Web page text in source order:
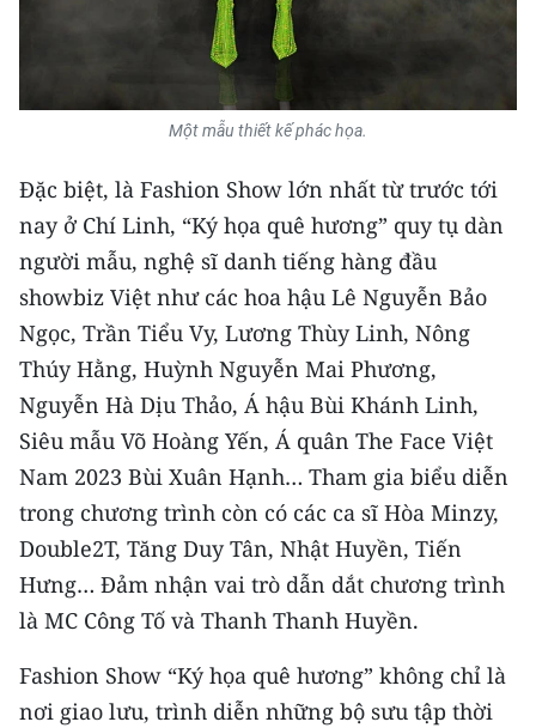
Một mẫu thiết kế phác họa.
Đặc biệt, là Fashion Show lớn nhất từ trước tới
nay ở Chí Linh, “Ký họa quê hương” quy tụ dàn
người mẫu, nghệ sĩ danh tiếng hàng đầu
showbiz Việt như các hoa hậu Lê Nguyễn Bảo
Ngọc, Trần Tiểu Vy, Lương Thùy Linh, Nông
Thúy Hằng, Huỳnh Nguyễn Mai Phương,
Nguyễn Hà Dịu Thảo, Á hậu Bùi Khánh Linh,
Siêu mẫu Võ Hoàng Yến, Á quân The Face Việt
Nam 2023 Bùi Xuân Hạnh… Tham gia biểu diễn
trong chương trình còn có các ca sĩ Hòa Minzy,
Double2T, Tăng Duy Tân, Nhật Huyền, Tiến
Hưng… Đảm nhận vai trò dẫn dắt chương trình
là MC Công Tố và Thanh Thanh Huyền.
Fashion Show “Ký họa quê hương” không chỉ là
nơi giao lưu, trình diễn những bộ sưu tập thời